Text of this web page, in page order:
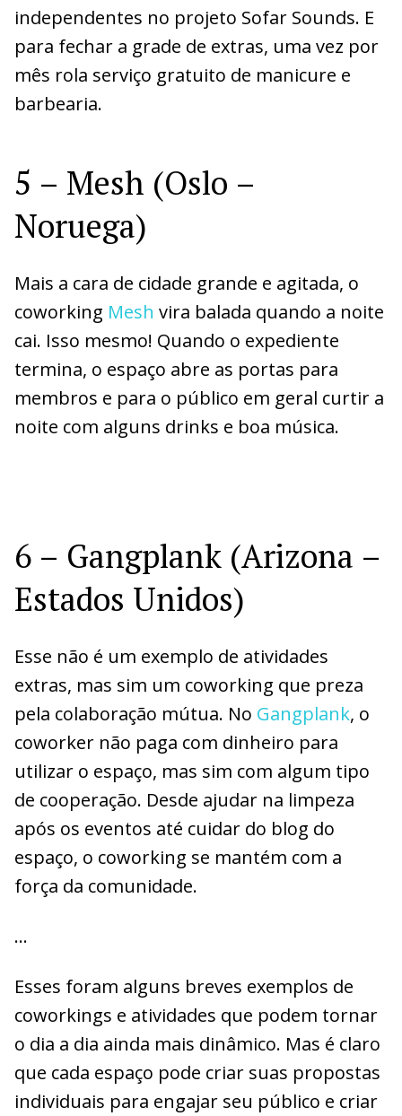
independentes no projeto Sofar Sounds. E
para fechar a grade de extras, uma vez por
mês rola serviço gratuito de manicure e
barbearia.
5 – Mesh (Oslo –
Noruega)
Mais a cara de cidade grande e agitada, o
coworking Mesh vira balada quando a noite
cai. Isso mesmo! Quando o expediente
termina, o espaço abre as portas para
membros e para o público em geral curtir a
noite com alguns drinks e boa música.
6 – Gangplank (Arizona –
Estados Unidos)
Esse não é um exemplo de atividades
extras, mas sim um coworking que preza
pela colaboração mútua. No Gangplank, o
coworker não paga com dinheiro para
utilizar o espaço, mas sim com algum tipo
de cooperação. Desde ajudar na limpeza
após os eventos até cuidar do blog do
espaço, o coworking se mantém com a
força da comunidade.
…
Esses foram alguns breves exemplos de
coworkings e atividades que podem tornar
o dia a dia ainda mais dinâmico. Mas é claro
que cada espaço pode criar suas propostas
individuais para engajar seu público e criar